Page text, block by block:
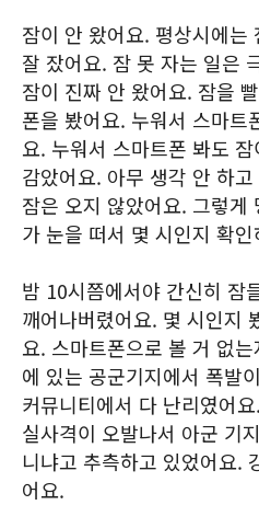
잠이 안 왔어요. 평상시에는
잘 잤어요. 잠 못 자는 일은
잠이 진짜 안 왔어요. 잠을
폰을 봤어요. 누워서 스마트
요. 누워서 스마트폰 봐도
감았어요. 아무 생각 안 하
잠은 오지 않았어요. 그렇게
가 눈을 떠서 몇 시인지 확
밤 10시쯤에서야 간신히 잠
깨어나버렸어요. 몇 시인지
요. 스마트폰으로 볼 거 없
에 있는 공군기지에서 폭발
커뮤니티에서 다 난리였어
실사격이 오발나서 아군 기
니냐고 추측하고 있었어요.
어요.